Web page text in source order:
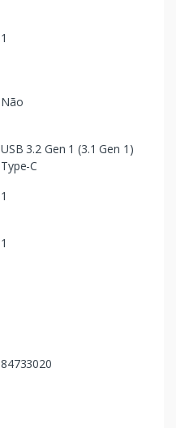
1
Não
USB 3.2 Gen 1 (3.1 Gen 1)
Type-C
1
1
84733020